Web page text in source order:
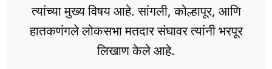
त्यांच्या मुख्य विषय आहे. सांगली, कोल्हापूर, आणि
हातकणंगले लोकसभा मतदार संघावर त्यांनी भरपूर
लिखाण केले आहे.